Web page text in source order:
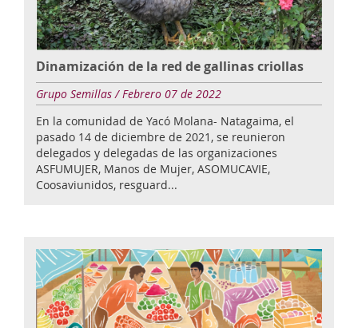
Dinamización de la red de gallinas criollas
Grupo Semillas / Febrero 07 de 2022
En la comunidad de Yacó Molana- Natagaima, el
pasado 14 de diciembre de 2021, se reunieron
delegados y delegadas de las organizaciones
ASFUMUJER, Manos de Mujer, ASOMUCAVIE,
Coosaviunidos, resguard...